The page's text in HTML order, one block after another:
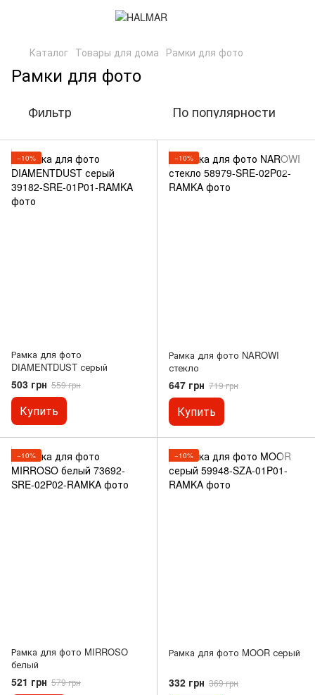
Каталог Товары для дома Рамки для фото
Рамки для фото
Фильтр По популярности
−10%
Рамка для фото
DIAMENTDUST серый
503 грн 559 грн
Купить
−10%
Рамка для фото NAROWI
стекло
647 грн 719 грн
Купить
−10%
Рамка для фото MIRROSO
белый
521 грн 579 грн
−10%
Рамка для фото MOOR серый
332 грн 369 грн